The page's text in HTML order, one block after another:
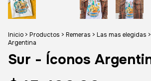
Inicio > Productos > Remeras > Las mas elegidas >
Argentina
Sur - Íconos